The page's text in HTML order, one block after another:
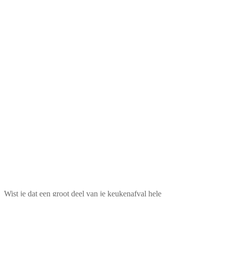
Wist je dat een groot deel van je keukenafval hele